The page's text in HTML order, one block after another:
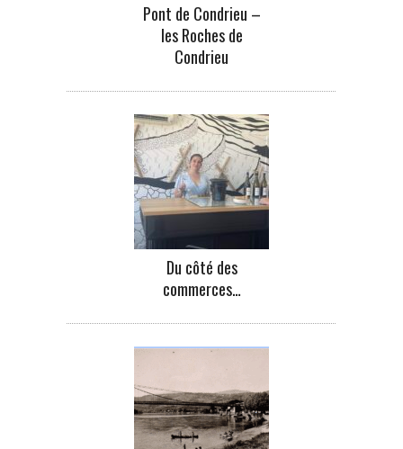
Pont de Condrieu –
les Roches de
Condrieu
Du côté des
commerces…